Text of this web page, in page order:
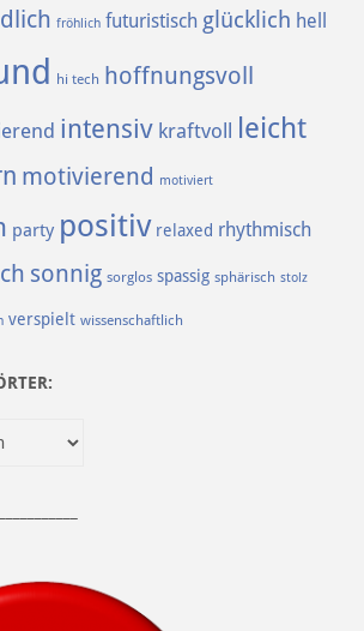
fröhlich futuristisch glücklich hell
hi tech hoffnungsvoll
intensiv kraftvoll leicht
motivierend motiviert
party positiv relaxed rhythmisch
sonnig sorglos spassig sphärisch stolz
verspielt wissenschaftlich